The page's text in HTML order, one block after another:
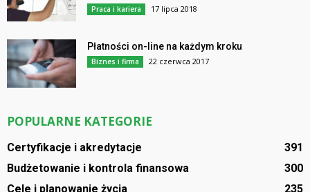
Praca i kariera 17 lipca 2018
Płatności on-line na każdym kroku
Biznes i firma 22 czerwca 2017
POPULARNE KATEGORIE
Certyfikacje i akredytacje
391
Budżetowanie i kontrola finansowa
300
Cele i planowanie życia
235